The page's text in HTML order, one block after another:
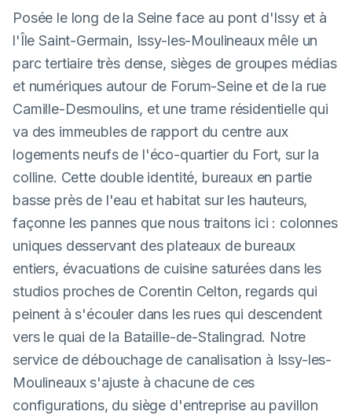
Posée le long de la Seine face au pont d'Issy et à
l'Île Saint-Germain, Issy-les-Moulineaux mêle un
parc tertiaire très dense, sièges de groupes médias
et numériques autour de Forum-Seine et de la rue
Camille-Desmoulins, et une trame résidentielle qui
va des immeubles de rapport du centre aux
logements neufs de l'éco-quartier du Fort, sur la
colline. Cette double identité, bureaux en partie
basse près de l'eau et habitat sur les hauteurs,
façonne les pannes que nous traitons ici : colonnes
uniques desservant des plateaux de bureaux
entiers, évacuations de cuisine saturées dans les
studios proches de Corentin Celton, regards qui
peinent à s'écouler dans les rues qui descendent
vers le quai de la Bataille-de-Stalingrad. Notre
service de débouchage de canalisation à Issy-les-
Moulineaux s'ajuste à chacune de ces
configurations, du siège d'entreprise au pavillon